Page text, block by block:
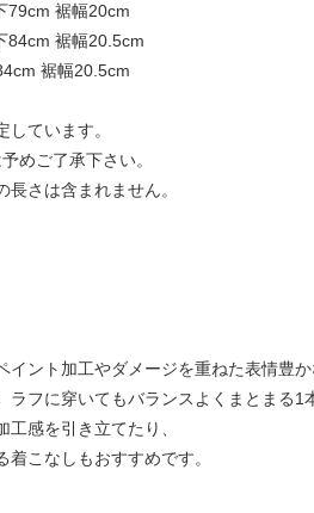
79cm 裾幅20cm
84cm 裾幅20.5cm
裾幅20.5cm
しています。
めご了承下さい。
長さは含まれません。
ント加工やダメージを重ねた表情豊か
フに穿いてもバランスよくまとまる1
感を引き立てたり、
こなしもおすすめです。